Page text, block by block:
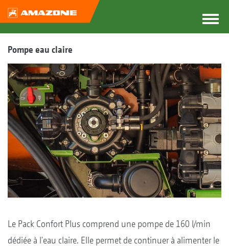
Pompe eau claire
Le Pack Confort Plus comprend une pompe de 160 l/min
dédiée à l'eau claire. Elle permet de continuer à alimenter le